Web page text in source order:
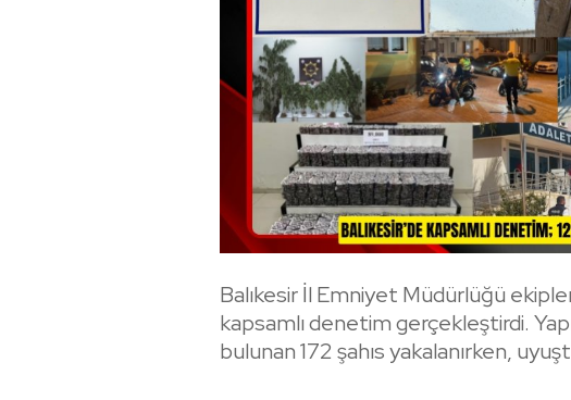
Balıkesir İl Emniyet Müdürlüğü
kapsamlı denetim gerçekleştirdi.
bulunan 172 şahıs yakalanırken,